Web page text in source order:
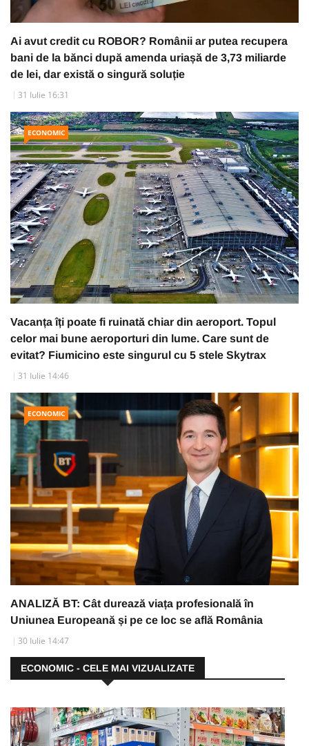
Ai avut credit cu ROBOR? Românii ar putea recupera
bani de la bănci după amenda uriașă de 3,73 miliarde
de lei, dar există o singură soluție
31 Iulie 16:31
ECONOMIC
Vacanța îți poate fi ruinată chiar din aeroport. Topul
celor mai bune aeroporturi din lume. Care sunt de
evitat? Fiumicino este singurul cu 5 stele Skytrax
31 Iulie 14:46
ECONOMIC
ANALIZĂ BT: Cât durează viața profesională în
Uniunea Europeană și pe ce loc se află România
30 Iulie 14:47
ECONOMIC - CELE MAI VIZUALIZATE